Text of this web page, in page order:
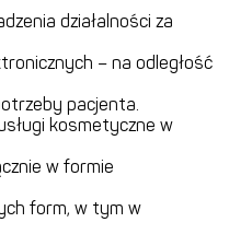
działalności za
– na odległość
pacjenta.
kosmetyczne w
w formie
form, w tym w